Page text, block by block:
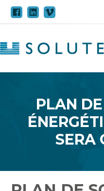
Aller
PLAN
SERA